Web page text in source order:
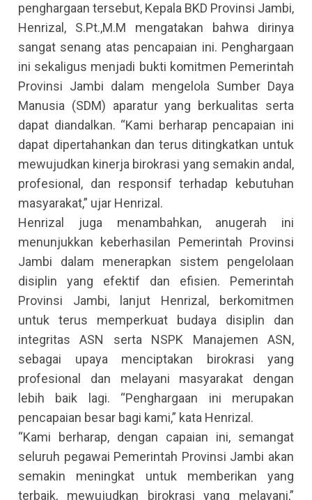
penghargaan tersebut, Kepala BKD Provinsi Jambi,
Henrizal, S.Pt.,M.M mengatakan bahwa dirinya
sangat senang atas pencapaian ini. Penghargaan
ini sekaligus menjadi bukti komitmen Pemerintah
Provinsi Jambi dalam mengelola Sumber Daya
Manusia (SDM) aparatur yang berkualitas serta
dapat diandalkan. “Kami berharap pencapaian ini
dapat dipertahankan dan terus ditingkatkan untuk
mewujudkan kinerja birokrasi yang semakin andal,
profesional, dan responsif terhadap kebutuhan
masyarakat,” ujar Henrizal.
Henrizal juga menambahkan, anugerah ini
menunjukkan keberhasilan Pemerintah Provinsi
Jambi dalam menerapkan sistem pengelolaan
disiplin yang efektif dan efisien. Pemerintah
Provinsi Jambi, lanjut Henrizal, berkomitmen
untuk terus memperkuat budaya disiplin dan
integritas ASN serta NSPK Manajemen ASN,
sebagai upaya menciptakan birokrasi yang
profesional dan melayani masyarakat dengan
lebih baik lagi. “Penghargaan ini merupakan
pencapaian besar bagi kami,” kata Henrizal.
“Kami berharap, dengan capaian ini, semangat
seluruh pegawai Pemerintah Provinsi Jambi akan
semakin meningkat untuk memberikan yang
terbaik, mewujudkan birokrasi yang melayani,”